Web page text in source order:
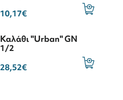
10,17€
Καλάθι "Urban" GN
1/2
28,52€